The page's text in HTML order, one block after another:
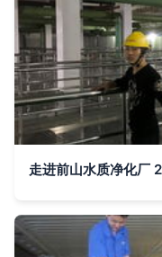
走进前山水质净化厂